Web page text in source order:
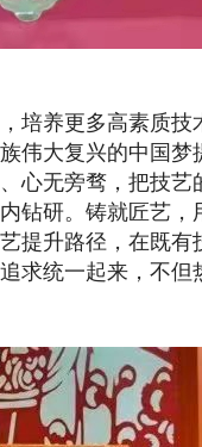
养更多高素质技
伟大复兴的中国
心无旁骛，把技
钻研。铸就匠艺
提升路径，在既
求统一起来，不